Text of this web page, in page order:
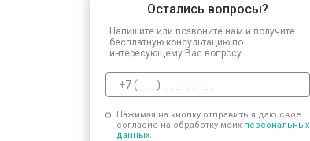
Остались вопросы?
Напишите или позвоните нам и получите
бесплатную консультацию по
интересующему Вас вопросу.
Нажимая на кнопку отправить я даю свое
согласие на обработку моих персональных
данных.